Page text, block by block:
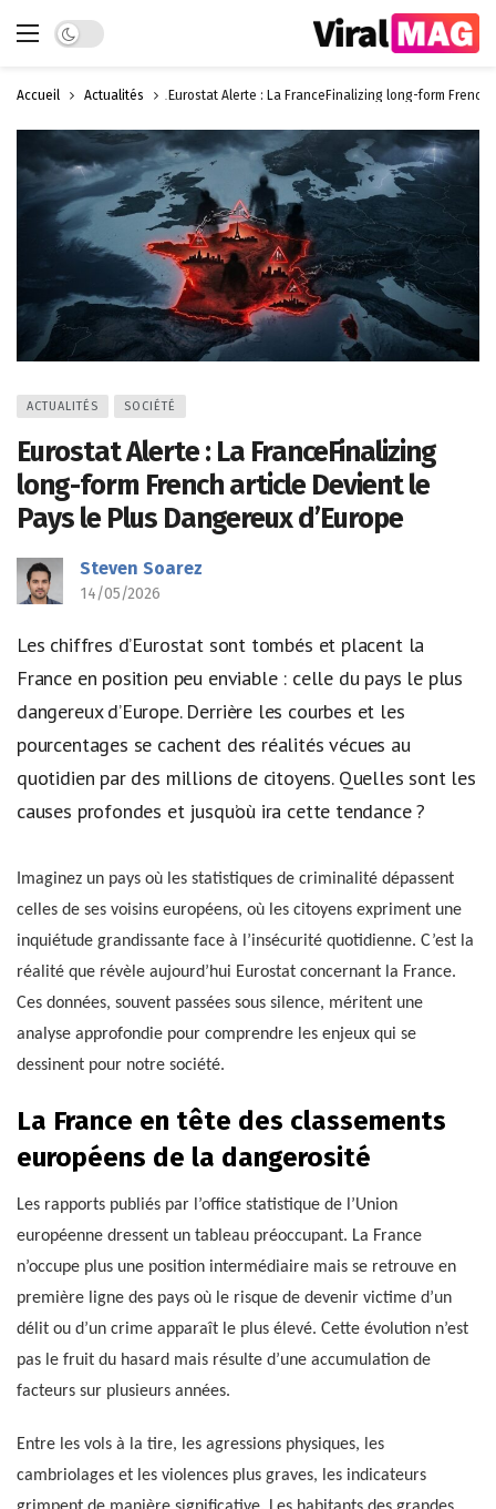
Dark mode
Accueil Actualités Eurostat Alerte : La FranceFinalizing long-form
ACTUALITÉS SOCIÉTÉ
Eurostat Alerte : La FranceFinalizing
long-form French article Devient le
Pays le Plus Dangereux d’Europe
Steven Soarez
14/05/2026
Les chiffres d’Eurostat sont tombés et placent la
France en position peu enviable : celle du pays le plus
dangereux d’Europe. Derrière les courbes et les
pourcentages se cachent des réalités vécues au
quotidien par des millions de citoyens. Quelles sont les
causes profondes et jusqu’où ira cette tendance ?
Imaginez un pays où les statistiques de criminalité dépassent
celles de ses voisins européens, où les citoyens expriment une
inquiétude grandissante face à l’insécurité quotidienne. C’est la
réalité que révèle aujourd’hui Eurostat concernant la France.
Ces données, souvent passées sous silence, méritent une
analyse approfondie pour comprendre les enjeux qui se
dessinent pour notre société.
La France en tête des classements
européens de la dangerosité
Les rapports publiés par l’office statistique de l’Union
européenne dressent un tableau préoccupant. La France
n’occupe plus une position intermédiaire mais se retrouve en
première ligne des pays où le risque de devenir victime d’un
délit ou d’un crime apparaît le plus élevé. Cette évolution n’est
pas le fruit du hasard mais résulte d’une accumulation de
facteurs sur plusieurs années.
Entre les vols à la tire, les agressions physiques, les
cambriolages et les violences plus graves, les indicateurs